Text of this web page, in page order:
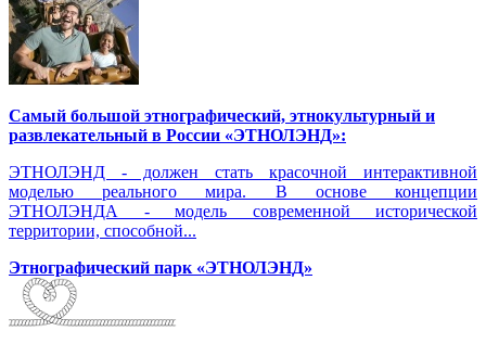
Самый большой этнографический, этнокультурный и
развлекательный в России «ЭТНОЛЭНД»:
ЭТНОЛЭНД - должен стать красочной интерактивной
моделью реального мира. В основе концепции
ЭТНОЛЭНДА - модель современной исторической
территории, способной...
Этнографический парк «ЭТНОЛЭНД»